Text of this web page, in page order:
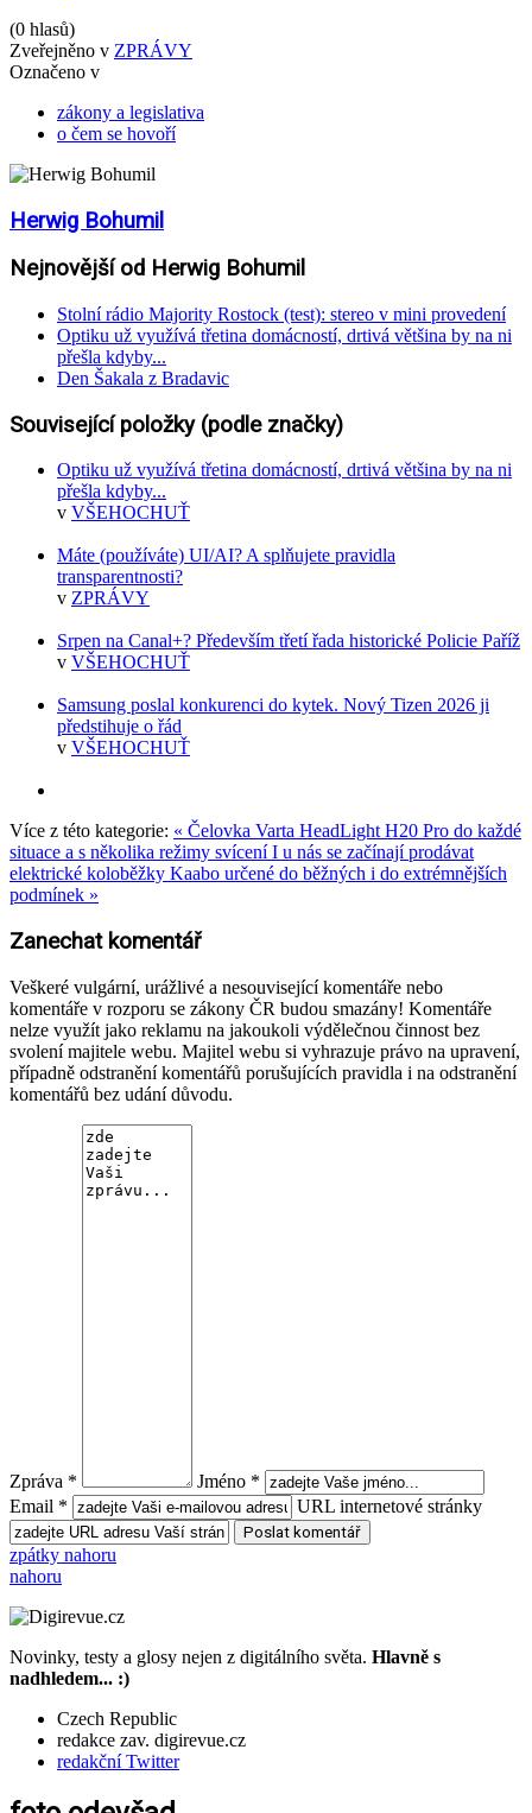
(0 hlasů)
Zveřejněno v ZPRÁVY
Označeno v
zákony a legislativa
o čem se hovoří
Herwig Bohumil
Nejnovější od Herwig Bohumil
Stolní rádio Majority Rostock (test): stereo v mini provedení
Optiku už využívá třetina domácností, drtivá většina by na ni
přešla kdyby...
Den Šakala z Bradavic
Související položky (podle značky)
Optiku už využívá třetina domácností, drtivá většina by na ni
přešla kdyby...
v VŠEHOCHUŤ
Máte (používáte) UI/AI? A splňujete pravidla
transparentnosti?
v ZPRÁVY
Srpen na Canal+? Především třetí řada historické Policie Paříž
v VŠEHOCHUŤ
Samsung poslal konkurenci do kytek. Nový Tizen 2026 ji
předstihuje o řád
v VŠEHOCHUŤ
Více z této kategorie: « Čelovka Varta HeadLight H20 Pro do každé
situace a s několika režimy svíceníI u nás se začínají prodávat
elektrické koloběžky Kaabo určené do běžných i do extrémnějších
podmínek »
Zanechat komentář
Veškeré vulgární, urážlivé a nesouvisející komentáře nebo
komentáře v rozporu se zákony ČR budou smazány! Komentáře
nelze využít jako reklamu na jakoukoli výdělečnou činnost bez
svolení majitele webu. Majitel webu si vyhrazuje právo na upravení,
případně odstranění komentářů porušujících pravidla i na odstranění
komentářů bez udání důvodu.
Zpráva *
Jméno *
Email *
URL internetové stránky
zpátky nahoru
nahoru
Novinky, testy a glosy nejen z digitálního světa. Hlavně s
nadhledem... :)
Czech Republic
redakce zav. digirevue.cz
redakční Twitter